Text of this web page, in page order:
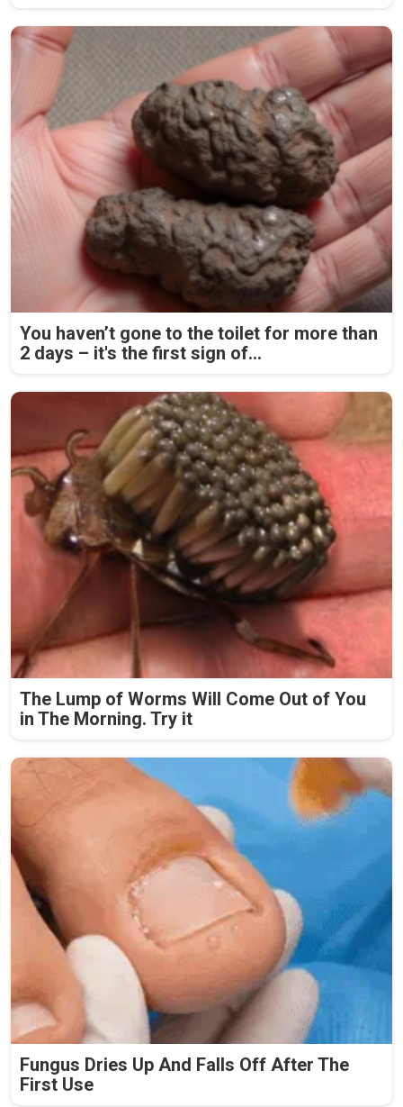
You haven’t gone to the toilet for more than
2 days – it's the first sign of...
The Lump of Worms Will Come Out of You
in The Morning. Try it
Fungus Dries Up And Falls Off After The
First Use